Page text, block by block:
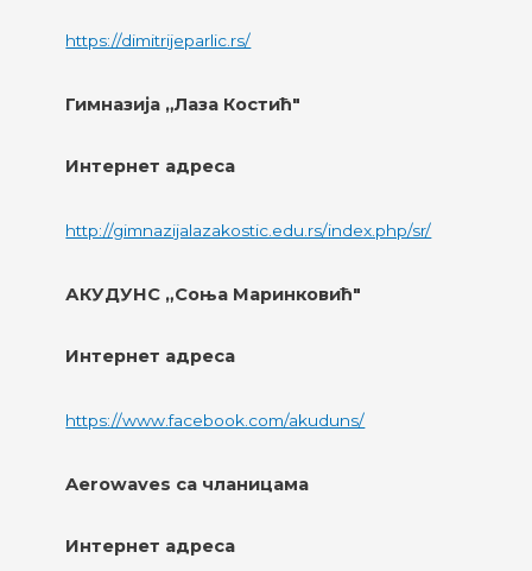
https://dimitrijeparlic.rs/
Гимназија „Лаза Костић"
Интернет адреса
http://gimnazijalazakostic.edu.rs/index.php/sr/
АКУДУНС „Соња Маринковић"
Интернет адреса
https://www.facebook.com/akuduns/
Aerowaves са чланицама
Интернет адреса